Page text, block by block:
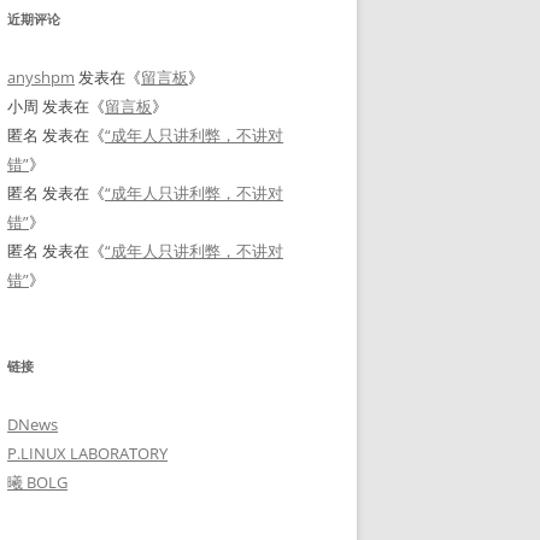
近期评论
anyshpm 发表在《留言板》
小周 发表在《留言板》
匿名 发表在《“成年人只讲利弊，不讲对
错”》
匿名 发表在《“成年人只讲利弊，不讲对
错”》
匿名 发表在《“成年人只讲利弊，不讲对
错”》
链接
DNews
P.LINUX LABORATORY
曦 BOLG